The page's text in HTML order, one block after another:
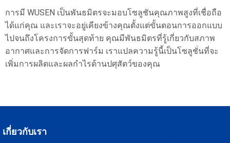
การมี WUSEN เป็นพันธมิตรจะมอบโซลูชันคุณภาพสูงที่เชื่อถือ
ได้แก่คุณ และเราจะอยู่เคียงข้างคุณตั้งแต่ขั้นตอนการออกแบบ
ไปจนถึงโครงการขั้นสุดท้าย คุณมีพันธมิตรที่รู้เกี่ยวกับสภาพ
อากาศและการจัดการฟาร์ม เราแปลความรู้นี้เป็นโซลูชั่นที่จะ
เพิ่มการผลิตและผลกำไรด้านปศุสัตว์ของคุณ
เกี่ยวกับเรา